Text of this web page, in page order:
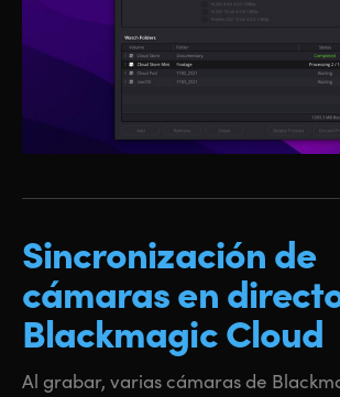
Sincronizaciónde
cámarasen
Blackmagic Cloud
Al grabar, varias cámaras de